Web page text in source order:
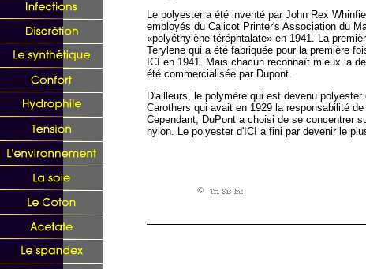
Le polyester a été inventé par John Rex
employés du Calicot Printer's Association du
«polyéthylène téréphtalate» en 1941. La
Terylene qui a été fabriquée pour la première
ICI en 1941. Mais chacun reconnaît mieux la
été commercialisée par Dupont.
D'ailleurs, le polymère qui est devenu
Carothers qui avait en 1929 la responsabilité
Cependant, DuPont a choisi de se concentrer
nylon. Le polyester d'ICI a fini par devenir le